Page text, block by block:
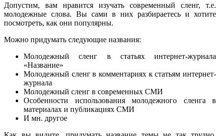
Допустим, вам нравится изучать современный сленг, т.е.
молодежные слова. Вы сами в них разбираетесь и хотите
посмотреть, как они популярны.
Можно придумать следующие названия:
Молодежный сленг в статьях интернет-журнала
«Название»
Молодежный сленг в комментариях к статьям интернет-
журнала
Молодежный сленг в современных СМИ
Особенности использования молодежного сленга в
материалах и публикациях СМИ
И мн. другое